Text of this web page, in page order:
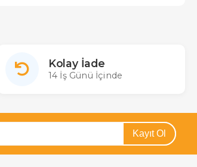
Kolay İade
14 İş Günü İçinde
Kayıt Ol